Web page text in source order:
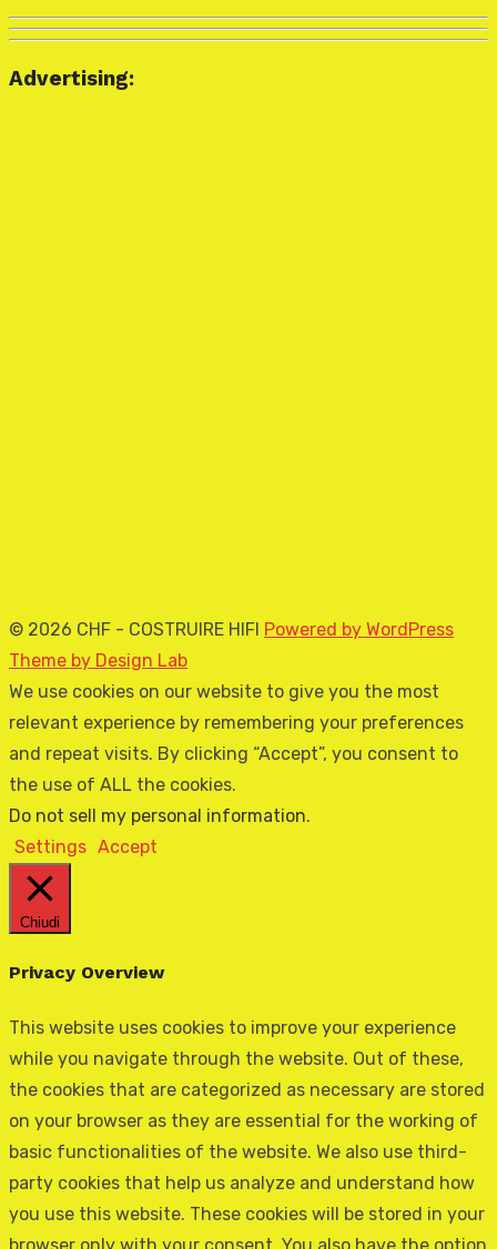
Advertising:
© 2026 CHF - COSTRUIRE HIFI Powered by WordPress
Theme by Design Lab
We use cookies on our website to give you the most
relevant experience by remembering your preferences
and repeat visits. By clicking “Accept”, you consent to
the use of ALL the cookies.
Do not sell my personal information.
Settings Accept
Chiudi
Privacy Overview
This website uses cookies to improve your experience
while you navigate through the website. Out of these,
the cookies that are categorized as necessary are stored
on your browser as they are essential for the working of
basic functionalities of the website. We also use third-
party cookies that help us analyze and understand how
you use this website. These cookies will be stored in your
browser only with your consent. You also have the option